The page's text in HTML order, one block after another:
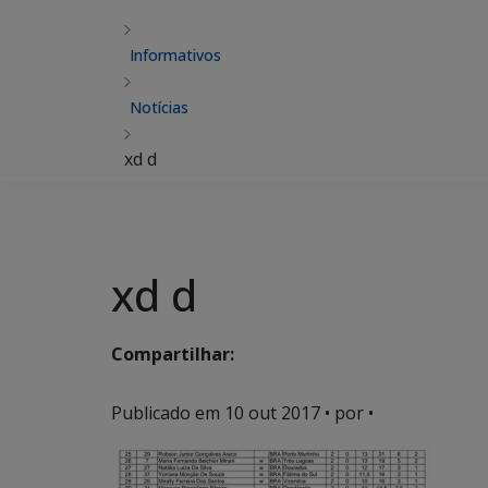
Informativos
Notícias
xd d
xd d
Compartilhar:
Publicado em 10 out 2017 • por •